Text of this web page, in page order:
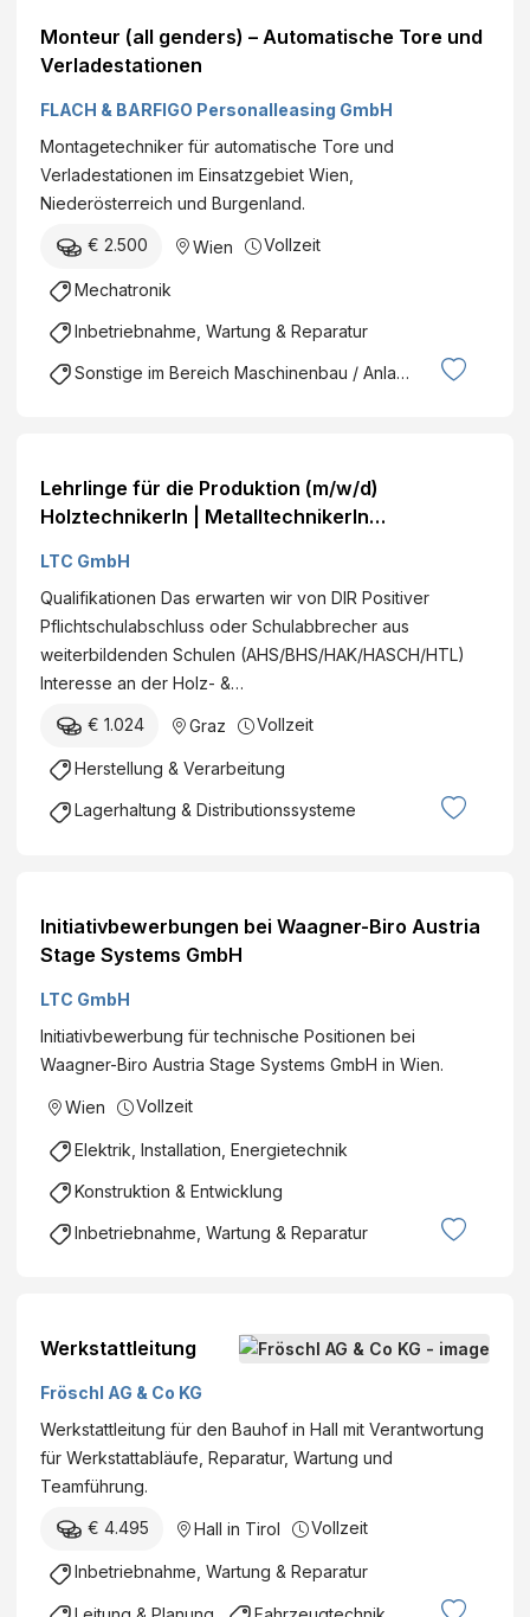
Monteur (all genders) – Automatische Tore und
Verladestationen
FLACH & BARFIGO Personalleasing GmbH
Montagetechniker für automatische Tore und
Verladestationen im Einsatzgebiet Wien,
Niederösterreich und Burgenland.
€ 2.500 Wien Vollzeit
Mechatronik
Inbetriebnahme, Wartung & Reparatur
Sonstige im Bereich Maschinenbau / Anlagenbau
Lehrlinge für die Produktion (m/w/d)
HolztechnikerIn | MetalltechnikerIn
(Betriebs/Anlagentechnik) |
Betriebslogistikkaufmann/frau Full-time
LTC GmbH
Qualifikationen Das erwarten wir von DIR Positiver
Pflichtschulabschluss oder Schulabbrecher aus
weiterbildenden Schulen (AHS/BHS/HAK/HASCH/HTL)
Interesse an der Holz- &…
€ 1.024 Graz Vollzeit
Herstellung & Verarbeitung
Lagerhaltung & Distributionssysteme
Initiativbewerbungen bei Waagner-Biro Austria
Stage Systems GmbH
LTC GmbH
Initiativbewerbung für technische Positionen bei
Waagner-Biro Austria Stage Systems GmbH in Wien.
Wien Vollzeit
Elektrik, Installation, Energietechnik
Konstruktion & Entwicklung
Inbetriebnahme, Wartung & Reparatur
Werkstattleitung
Fröschl AG & Co KG
Werkstattleitung für den Bauhof in Hall mit Verantwortung
für Werkstattabläufe, Reparatur, Wartung und
Teamführung.
€ 4.495 Hall in Tirol Vollzeit
Inbetriebnahme, Wartung & Reparatur